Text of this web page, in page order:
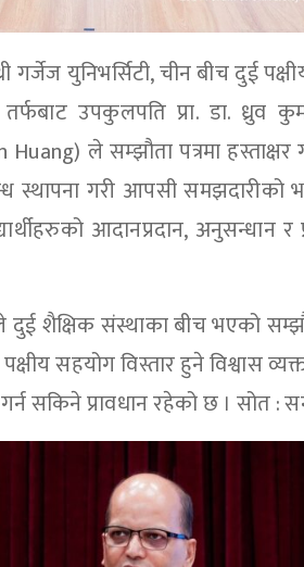
गर्जेज युनिभर्सिटी, चीन बीच दुई
उपकुलपति प्रा. डा. ध्रुव
Huang) ले सम्झौता पत्रमा
स्थापना गरी आपसी समझदारीको
आदानप्रदान, अनुसन्धान
शैक्षिक संस्थाका बीच भएको
सहयोग विस्तार हुने विश्वास
सकिने प्रावधान रहेको छ । सोत :